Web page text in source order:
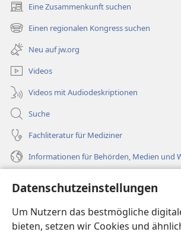
Datenschutzeinstellungen
Um Nutzern das bestmögliche
bieten, setzen wir Cookies und
Eine Zusammenkunft suchen
(öffnet
neues
Fenster)
Einen regionalen Kongress suchen
(öffnet
neues
Fenster)
Neu auf jw.org
Videos
Videos mit Audiodeskriptionen
Suche
Fachliteratur für Mediziner
Informationen für Behörden, Medien und
Spenden
(öffnet
neues